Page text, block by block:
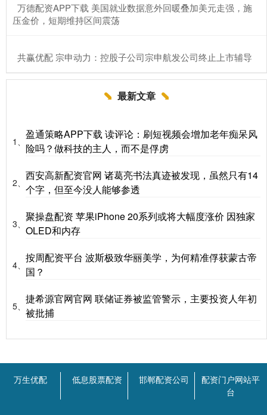
​万德配资APP下载 美国就业数据意外回暖叠加美元走强，施
压金价，短期维持区间震荡
​共赢优配 宗申动力：控股子公司宗申航发公司终止上市辅导
最新文章
1、
盈通策略APP下载 读评论：刷短视频会增加老年痴呆风
险吗？做科技的主人，而不是俘虏
2、
西安高新配资官网 诸葛亮书法真迹被发现，虽然只有14
个字，但至今没人能够参透
3、
聚操盘配资 苹果iPhone 20系列或将大幅度涨价 因独家
OLED和内存
4、
按周配资平台 波斯极致华丽美学，为何精准俘获蒙古帝
国？
5、
捷希源官网官网 联储证券被监管警示，主要投资人年初
被批捕
万生优配 低息股票配资 邯郸配资公司
配资门户网站平
台